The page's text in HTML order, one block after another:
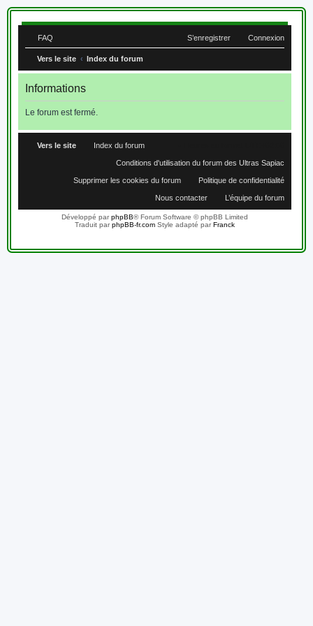
FAQ Connexion
S’enregistrer
Vers le site Index du forum
Informations
Le forum est fermé.
Vers le site Index du forum
Conditions d'utilisation du forum des Ultras Sapiac
Politique de confidentialité
Supprimer les cookies du forum
L’équipe du forum
Nous contacter
Développé parphpBB® Forum Software © phpBB Limited
Traduit parphpBB-fr.comStyle adapté parFranck